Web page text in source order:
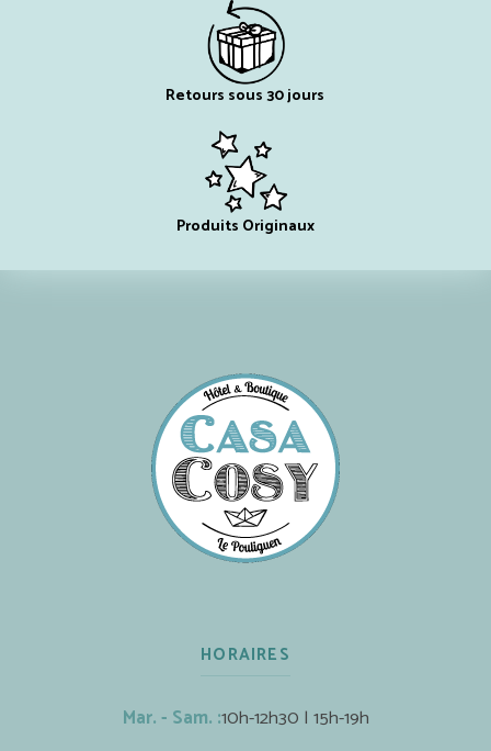
Retours sous 30 jours
Produits Originaux
HORAIRES
Mar. - Sam. :10h-12h30 | 15h-19h